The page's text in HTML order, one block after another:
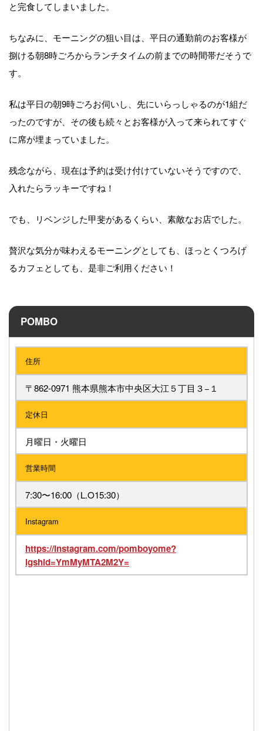
と完食してしまいました。
ちなみに、モーニングの狙い目は、平日の通勤前のお客様が
捌ける朝8時ごろからランチタイムの前までの時間帯だそうで
す。
私は平日の朝9時ごろお伺いし、先にいらっしゃるのが1組だ
ったのですが、その後も続々とお客様が入って来られてすぐ
に席が埋まっていました。
残念ながら、現在は予約は受け付けていないそうですので、
入れたらラッキーですね！
でも、リベンジした甲斐があるくらい、素敵なお店でした。
贅沢な気分が味わえるモーニングとしても、ほっとくつろげ
るカフェとしても、是非ご利用ください！
POMBO
住所
〒862-0971 熊本県熊本市中央区大江５丁目３−１
定休日
月曜日・火曜日
営業時間
7:30〜16:00（L.O15:30）
Instagram
https://instagram.com/pomboyome?
igshid=YmMyMTA2M2Y=